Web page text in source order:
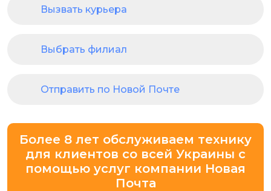
Вызвать курьера
Выбрать филиал
Отправить по Новой Почте
Более 8 лет обслуживаем технику
для клиентов со всей Украины с
помощью услуг компании Новая
Почта